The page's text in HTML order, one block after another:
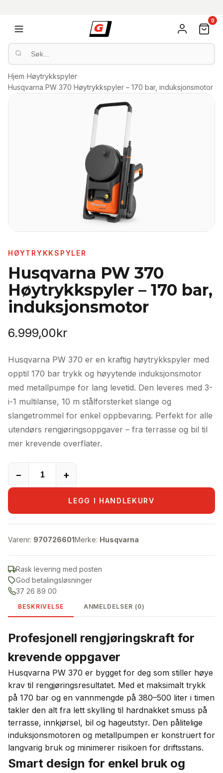
0
Hjem›Høytrykkspyler›
Husqvarna PW 370 Høytrykkspyler – 170 bar, induksjonsmotor
HØYTRYKKSPYLER
Husqvarna PW 370
Høytrykkspyler – 170 bar,
induksjonsmotor
6.999,00kr
Husqvarna PW 370 er en kraftig høytrykkspyler med
opptil 170 bar trykk og høyytende induksjonsmotor
med metallpumpe for lang levetid. Den leveres med 3-
i-1 multilanse, 10 m stålforsterket slange og
slangetrommel for enkel oppbevaring. Perfekt for alle
utendørs rengjøringsoppgaver – fra terrasse og bil til
mer krevende overflater.
− +
LEGG I HANDLEKURV
Varenr: 970726601Merke: Husqvarna
Rask levering med posten
God betalingsløsninger
37 26 89 00
BESKRIVELSE ANMELDELSER (0)
Profesjonell rengjøringskraft for
krevende oppgaver
Husqvarna PW 370 er bygget for deg som stiller høye
krav til rengjøringsresultatet. Med et maksimalt trykk
på 170 bar og en vannmengde på 380–500 liter i timen
takler den alt fra lett skylling til hardnakket smuss på
terrasse, innkjørsel, bil og hageutstyr. Den pålitelige
induksjonsmotoren og metallpumpen er konstruert for
langvarig bruk og minimerer risikoen for driftsstans.
Smart design for enkel bruk og